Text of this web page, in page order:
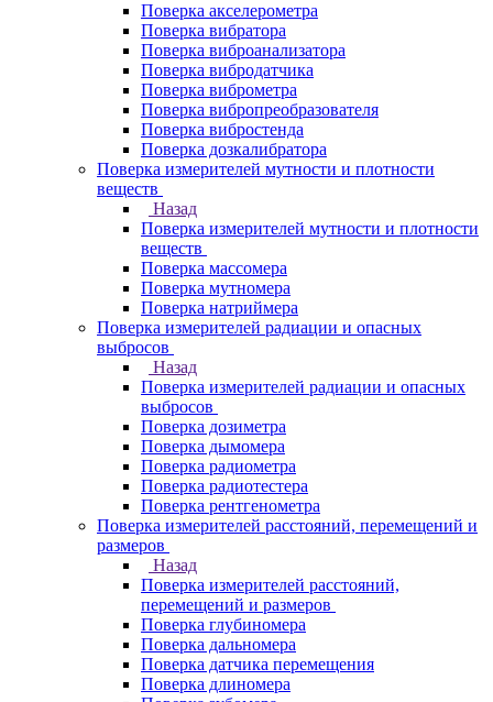
Поверка акселерометра
Поверка вибратора
Поверка виброанализатора
Поверка вибродатчика
Поверка виброметра
Поверка вибропреобразователя
Поверка вибростенда
Поверка дозкалибратора
Поверка измерителей мутности и плотности
веществ
Назад
Поверка измерителей мутности и плотности
веществ
Поверка массомера
Поверка мутномера
Поверка натриймера
Поверка измерителей радиации и опасных
выбросов
Назад
Поверка измерителей радиации и опасных
выбросов
Поверка дозиметра
Поверка дымомера
Поверка радиометра
Поверка радиотестера
Поверка рентгенометра
Поверка измерителей расстояний, перемещений и
размеров
Назад
Поверка измерителей расстояний,
перемещений и размеров
Поверка глубиномера
Поверка дальномера
Поверка датчика перемещения
Поверка длиномера